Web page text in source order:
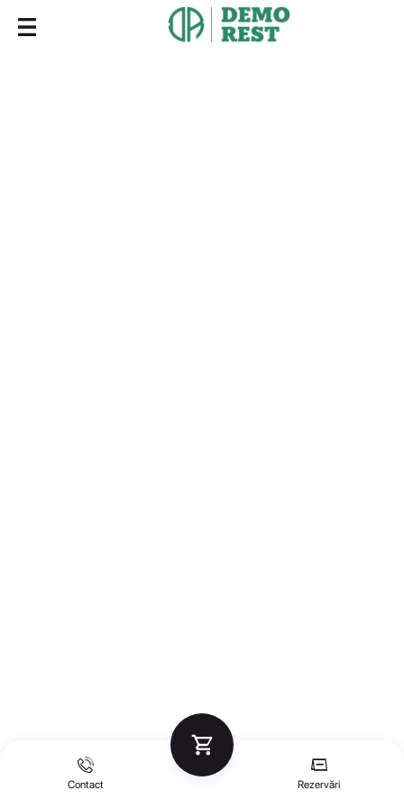
Contact Rezervări